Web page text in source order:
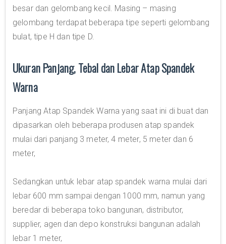
besar dan gelombang kecil. Masing – masing
gelombang terdapat beberapa tipe seperti gelombang
bulat, tipe H dan tipe D.
Ukuran Panjang, Tebal dan Lebar Atap Spandek
Warna
Panjang Atap Spandek Warna yang saat ini di buat dan
dipasarkan oleh beberapa produsen atap spandek
mulai dari panjang 3 meter, 4 meter, 5 meter dan 6
meter,
Sedangkan untuk lebar atap spandek warna mulai dari
lebar 600 mm sampai dengan 1000 mm, namun yang
beredar di beberapa toko bangunan, distributor,
supplier, agen dan depo konstruksi bangunan adalah
lebar 1 meter,